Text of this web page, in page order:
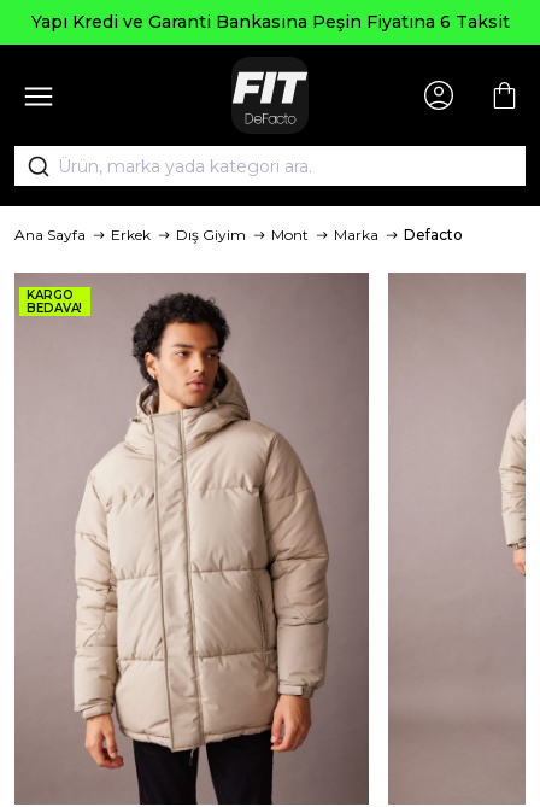
ve Garanti Bankasına Peşin Fiyatına 6 Taksit
Ana Sayfa Erkek Dış Giyim Mont Marka Defacto
KARGO
BEDAVA!